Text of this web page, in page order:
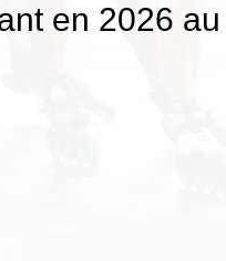
en 2026